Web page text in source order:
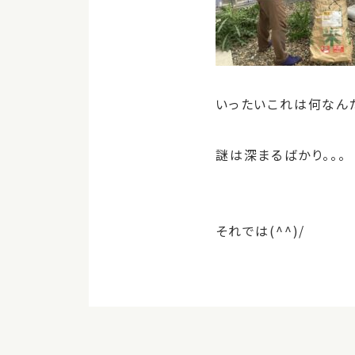
いったいこれは何なん
謎は深まるばかり。。。
それでは(^^)/